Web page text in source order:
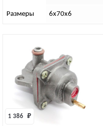
Размеры 6х70х6
1 386 ₽